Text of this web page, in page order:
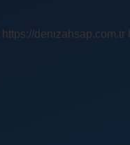
https://denizahsap.com.tr